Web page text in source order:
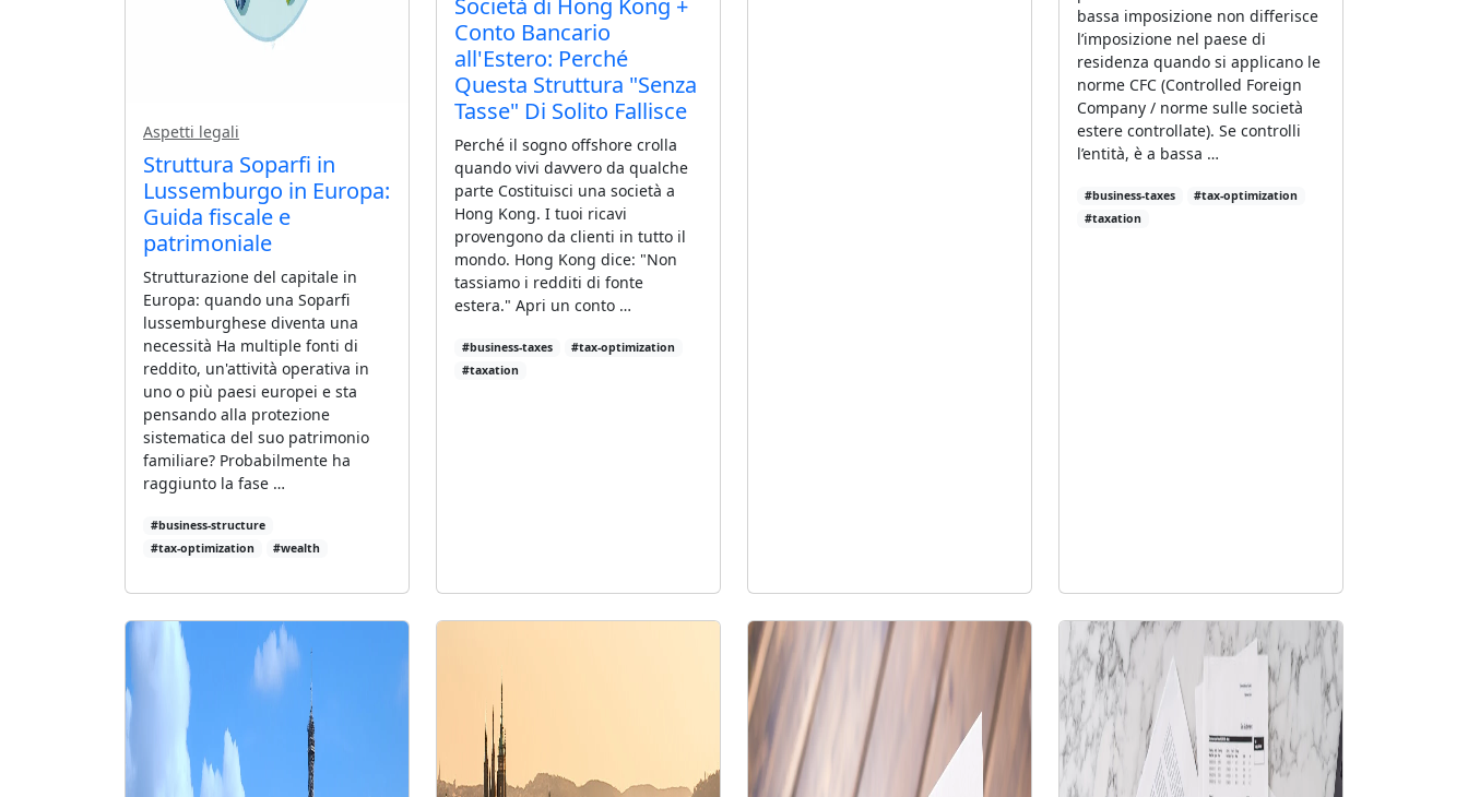
Aspetti legali
Struttura Soparfi in
Lussemburgo in Europa:
Guida fiscale e
patrimoniale
Strutturazione del capitale in
Europa: quando una Soparfi
lussemburghese diventa una
necessità Ha multiple fonti di
reddito, un'attività operativa in
uno o più paesi europei e sta
pensando alla protezione
sistematica del suo patrimonio
familiare? Probabilmente ha
raggiunto la fase …
#business-structure
#tax-optimization
#wealth
Società di Hong Kong +
Conto Bancario
all'Estero: Perché
Questa Struttura "Senza
Tasse" Di Solito Fallisce
Perché il sogno offshore crolla
quando vivi davvero da qualche
parte Costituisci una società a
Hong Kong. I tuoi ricavi
provengono da clienti in tutto il
mondo. Hong Kong dice: "Non
tassiamo i redditi di fonte
estera." Apri un conto …
#business-taxes
#tax-optimization
#taxation
bassa imposizione non differisce
l’imposizione nel paese di
residenza quando si applicano le
norme CFC (Controlled Foreign
Company / norme sulle società
estere controllate). Se controlli
l’entità, è a bassa …
#business-taxes
#tax-optimization
#taxation